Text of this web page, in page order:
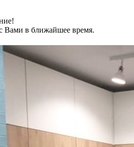
Вами в ближайшее время.